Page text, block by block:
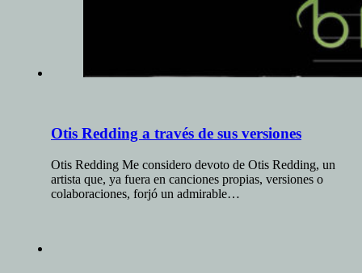
Otis Redding a través de sus versiones
Otis Redding Me considero devoto de Otis Redding, un
artista que, ya fuera en canciones propias, versiones o
colaboraciones, forjó un admirable…